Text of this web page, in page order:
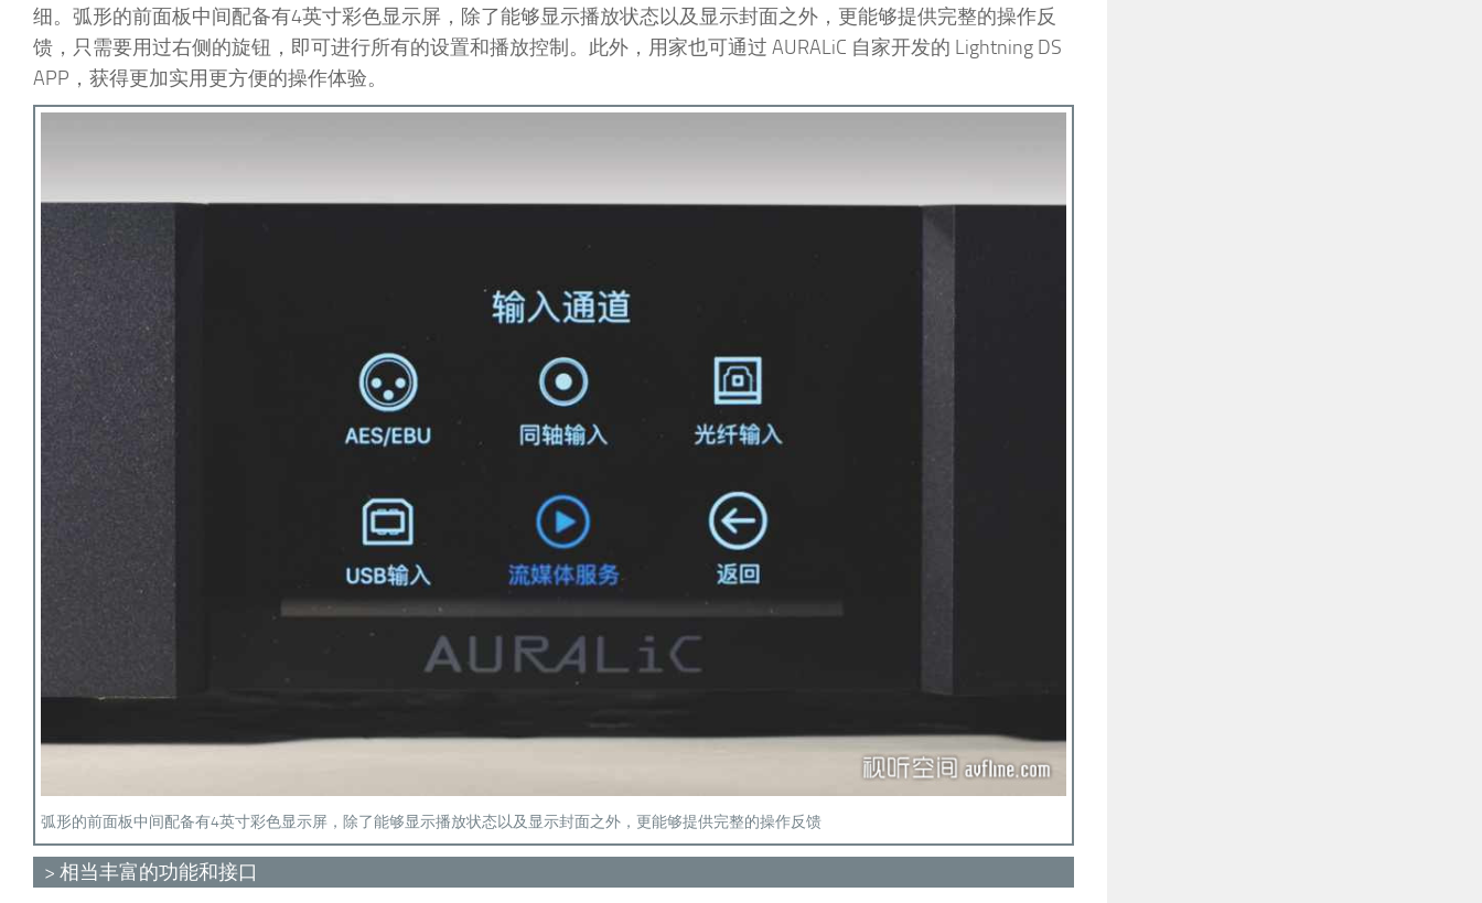
细。弧形的前面板中间配备有4英寸彩色显示屏，除了能够显示播放状态以及显示封面之外，更能够提供完整的操作反
馈，只需要用过右侧的旋钮，即可进行所有的设置和播放控制。此外，用家也可通过 AURALiC 自家开发的 Lightning DS
APP，获得更加实用更方便的操作体验。
弧形的前面板中间配备有4英寸彩色显示屏，除了能够显示播放状态以及显示封面之外，更能够提供完整的操作反馈
> 相当丰富的功能和接口